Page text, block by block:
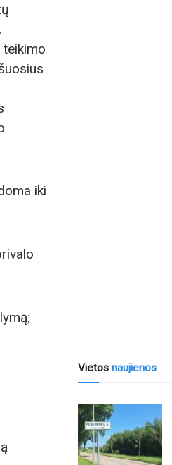
iki
Vietos naujienos